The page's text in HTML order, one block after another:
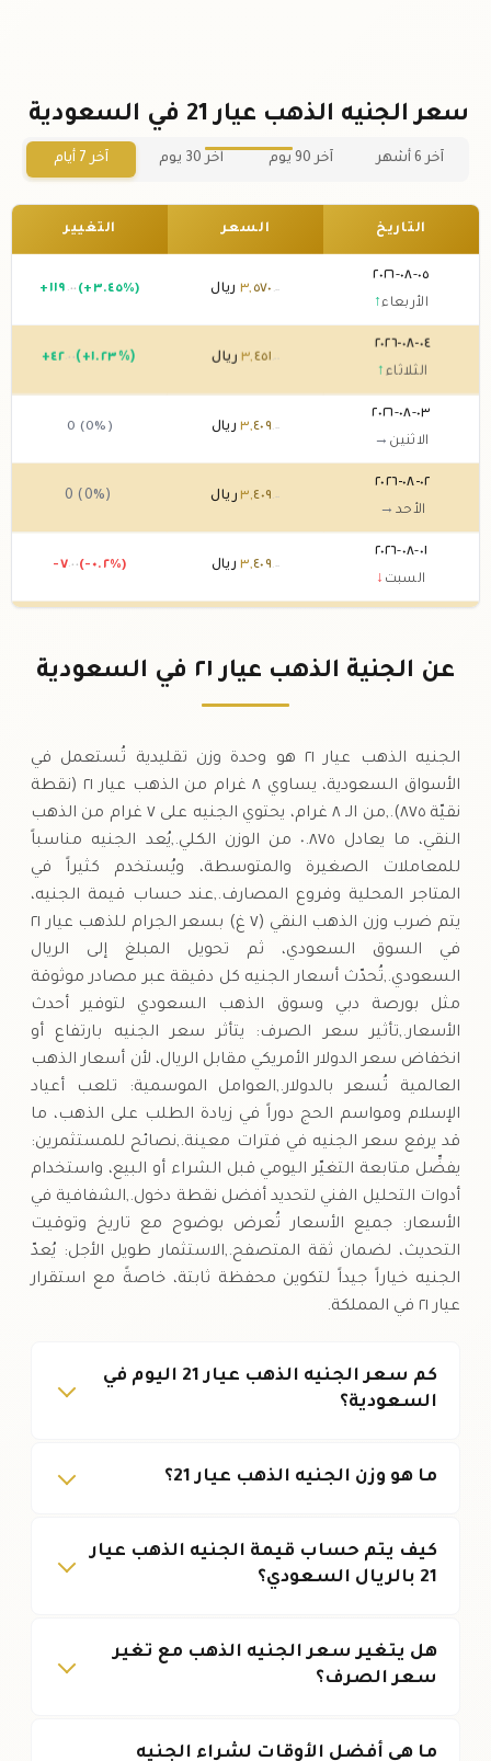
سعر الجنيه الذهب عيار 21 في السعودية
آخر 6 أشهر آخر 90 يوم آخر 30 يوم آخر 7 أيام
التاريخ السعر التغيير
٠٥-٠٨-٢٠٢٦
الأربعاء↑
٣,٥٧٠ .٠٠ ريال + ١١٩ .٠٠ (+٣.٤٥%)
٠٤-٠٨-٢٠٢٦
الثلاثاء ↑
٣,٤٥١ ريال +٤٢ .٠٠ (+١.٢٣%)
٠٣-٠٨-٢٠٢٦
الاثنين →
٣,٤٠٩ .٠٠ ريال 0 (0%)
٠٢-٠٨-٢٠٢٦
الأحد →
٣,٤٠٩ .٠٠ ريال 0 (0%)
٠١-٠٨-٢٠٢٦
السبت ↓
٣,٤٠٩ .٠٠ ريال -٧ .٠٠ (-٠.٢%)
٣,٤٧٢.٠٠ ريال
عن الجنية الذهب عيار ٢١ في السعودية
الجنيه الذهب عيار ٢١ هو وحدة وزن تقليدية تُستعمل في
الأسواق السعودية، يساوي ٨ غرام من الذهب عيار ٢١ (نقطة
نقيّة ٨٧٥).,من الـ ٨ غرام، يحتوي الجنيه على ٧ غرام من الذهب
النقي، ما يعادل ٠.٨٧٥ من الوزن الكلي.,يُعد الجنيه مناسباً
للمعاملات الصغيرة والمتوسطة، ويُستخدم كثيراً في
المتاجر المحلية وفروع المصارف.,عند حساب قيمة الجنيه،
يتم ضرب وزن الذهب النقي (٧ غ) بسعر الجرام للذهب عيار ٢١
في السوق السعودي، ثم تحويل المبلغ إلى الريال
السعودي.,تُحدّث أسعار الجنيه كل دقيقة عبر مصادر موثوقة
مثل بورصة دبي وسوق الذهب السعودي لتوفير أحدث
الأسعار.,تأثير سعر الصرف: يتأثر سعر الجنيه بارتفاع أو
انخفاض سعر الدولار الأمريكي مقابل الريال، لأن أسعار الذهب
العالمية تُسعر بالدولار.,العوامل الموسمية: تلعب أعياد
الإسلام ومواسم الحج دوراً في زيادة الطلب على الذهب، ما
قد يرفع سعر الجنيه في فترات معينة.,نصائح للمستثمرين:
يفضِّل متابعة التغيّر اليومي قبل الشراء أو البيع، واستخدام
أدوات التحليل الفني لتحديد أفضل نقطة دخول.,الشفافية في
الأسعار: جميع الأسعار تُعرض بوضوح مع تاريخ وتوقيت
التحديث، لضمان ثقة المتصفح.,الاستثمار طويل الأجل: يُعدّ
الجنيه خياراً جيداً لتكوين محفظة ثابتة، خاصةً مع استقرار
عيار ٢١ في المملكة.
كم سعر الجنيه الذهب عيار 21 اليوم في
السعودية؟
ما هو وزن الجنيه الذهب عيار 21؟
كيف يتم حساب قيمة الجنيه الذهب عيار
21 بالريال السعودي؟
هل يتغير سعر الجنيه الذهب مع تغير
سعر الصرف؟
ما هي أفضل الأوقات لشراء الجنيه